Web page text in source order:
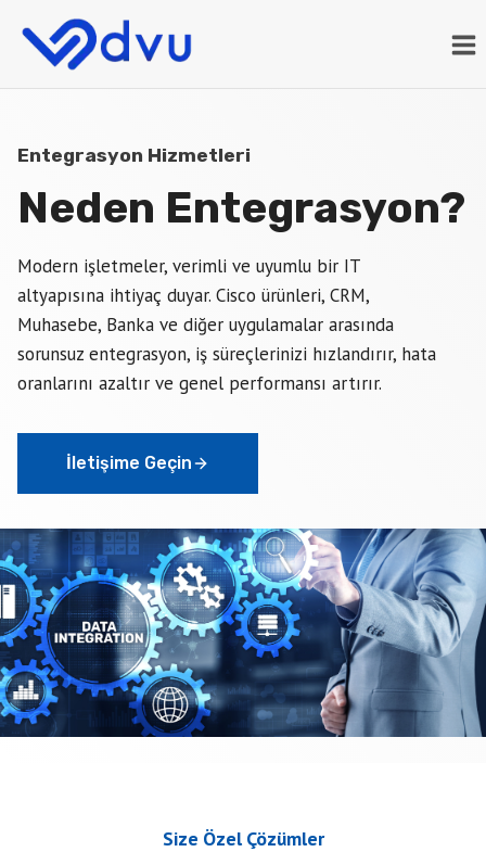
content
Entegrasyon Hizmetleri
Neden Entegrasyon?
Modern işletmeler, verimli ve uyumlu bir IT
altyapısına ihtiyaç duyar. Cisco ürünleri, CRM,
Muhasebe, Banka ve diğer uygulamalar arasında
sorunsuz entegrasyon, iş süreçlerinizi hızlandırır, hata
oranlarını azaltır ve genel performansı artırır.
İletişime Geçin
Size Özel Çözümler